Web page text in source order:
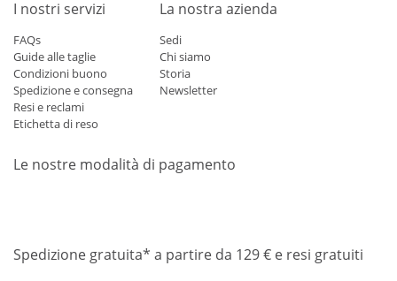
I nostri servizi
FAQs
Guide alle taglie
Condizioni buono
Spedizione e consegna
Resi e reclami
Etichetta di reso
La nostra azienda
Sedi
Chi siamo
Storia
Newsletter
Le nostre modalità di pagamento
Spedizione gratuita* a partire da 129 € e resi gratuiti